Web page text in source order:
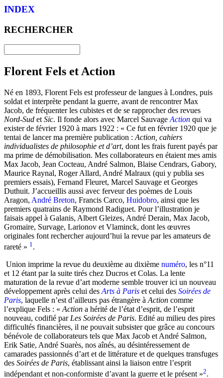
INDEX
RECHERCHER
Florent Fels et Action
Né en 1893, Florent Fels est professeur de langues à Londres, puis
soldat et interprète pendant la guerre, avant de rencontrer Max
Jacob, de fréquenter les cubistes et de se rapprocher des revues
Nord-Sud et Sic. Il fonde alors avec Marcel Sauvage Action qui va
exister de février 1920 à mars 1922 : « Ce fut en février 1920 que je
tentai de lancer ma première publication : Action, cahiers
individualistes de philosophie et d’art, dont les frais furent payés par
ma prime de démobilisation. Mes collaborateurs en étaient mes amis
Max Jacob, Jean Cocteau, André Salmon, Blaise Cendrars, Gabory,
Maurice Raynal, Roger Allard, André Malraux (qui y publia ses
premiers essais), Fernand Fleuret, Marcel Sauvage et Georges
Duthuit. J’accueillis aussi avec ferveur des poèmes de Louis
Aragon, André Breton, Francis Carco, Huidobro, ainsi que les
premiers quatrains de Raymond Radiguet. Pour l’illustration je
faisais appel à Galanis, Albert Gleizes, André Derain, Max Jacob,
Gromaire, Survage, Larionov et Vlaminck, dont les œuvres
originales font rechercher aujourd’hui la revue par les amateurs de
rareté » 1.
Union imprime la revue du deuxième au dixième numéro, les n°11
et 12 étant par la suite tirés chez Ducros et Colas. La lente
maturation de la revue d’art moderne semble trouver ici un nouveau
développement après celui des Arts à Paris et celui des Soirées de
Paris, laquelle n’est d’ailleurs pas étrangère à Action comme
l’explique Fels : « Action a hérité de l’état d’esprit, de l’esprit
nouveau, codifié par Les Soirées de Paris. Edité au milieu des pires
difficultés financières, il ne pouvait subsister que grâce au concours
bénévole de collaborateurs tels que Max Jacob et André Salmon,
Erik Satie, André Suarès, nos aînés, au désintéressement de
camarades passionnés d’art et de littérature et de quelques transfuges
des Soirées de Paris, établissant ainsi la liaison entre l’esprit
indépendant et non-conformiste d’avant la guerre et le présent »2.